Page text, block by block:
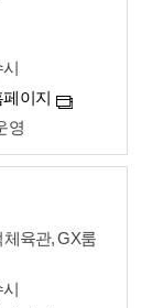
시
페이지
영
육관, GX룸
시